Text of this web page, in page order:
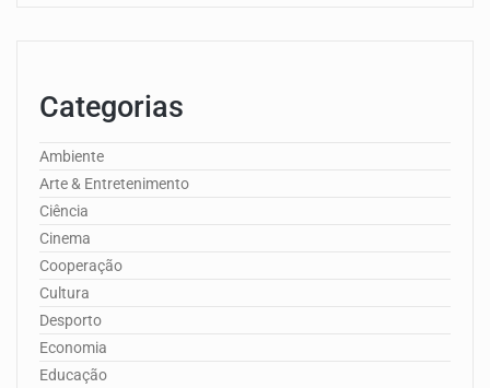
Categorias
Ambiente
Arte & Entretenimento
Ciência
Cinema
Cooperação
Cultura
Desporto
Economia
Educação